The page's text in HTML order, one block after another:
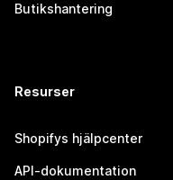
Butikshantering
Resurser
Shopifys hjälpcenter
API-dokumentation